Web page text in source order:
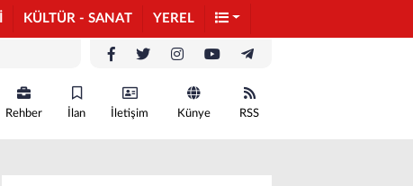
KÜLTÜR - SANAT YEREL
Rehber İlan İletişim Künye RSS